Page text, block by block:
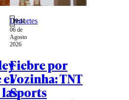
el
Deportes
19:11
06 de
Agosto
2026
Fiebre por
Vozinha: TNT
Sports